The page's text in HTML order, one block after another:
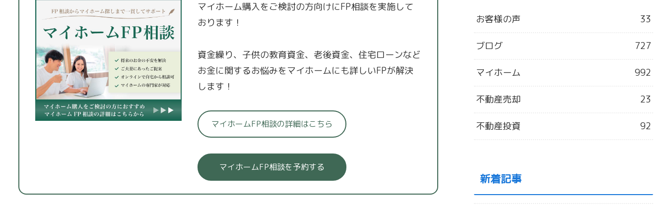
マイホーム購入をご検討の方向けにFP相談を実施して
おります！
資金繰り、子供の教育資金、老後資金、住宅ローンなど
お金に関するお悩みをマイホームにも詳しいFPが解決
します！
マイホームFP相談の詳細はこちら
マイホームFP相談を予約する
お客様の声 33
ブログ 727
マイホーム 992
不動産売却 23
不動産投資 92
新着記事